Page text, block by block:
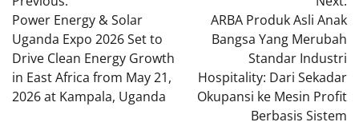
navigation
Power Energy & Solar
Uganda Expo 2026 Set to
Drive Clean Energy Growth
in East Africa from May 21,
2026 at Kampala, Uganda
ARBA Produk Asli Anak
Bangsa Yang Merubah
Standar Industri
Hospitality: Dari Sekadar
Okupansi ke Mesin Profit
Berbasis Sistem